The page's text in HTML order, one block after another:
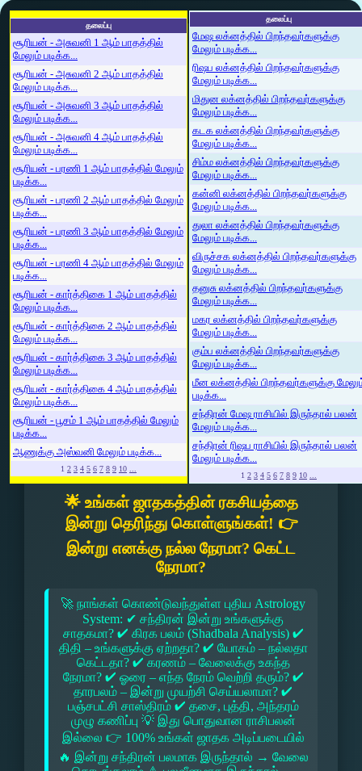
தலைப்பு
சூரியன் - அசுவனி 1 ஆம் பாதத்தில்
மேலும் படிக்க...
சூரியன் - அசுவனி 2 ஆம் பாதத்தில்
மேலும் படிக்க...
சூரியன் - அசுவனி 3 ஆம் பாதத்தில்
மேலும் படிக்க...
சூரியன் - அசுவனி 4 ஆம் பாதத்தில்
மேலும் படிக்க...
சூரியன் - பரணி 1 ஆம் பாதத்தில் மேலும்
படிக்க...
சூரியன் - பரணி 2 ஆம் பாதத்தில் மேலும்
படிக்க...
சூரியன் - பரணி 3 ஆம் பாதத்தில் மேலும்
படிக்க...
சூரியன் - பரணி 4 ஆம் பாதத்தில் மேலும்
படிக்க...
சூரியன் - கார்த்திகை 1 ஆம் பாதத்தில்
மேலும் படிக்க...
சூரியன் - கார்த்திகை 2 ஆம் பாதத்தில்
மேலும் படிக்க...
சூரியன் - கார்த்திகை 3 ஆம் பாதத்தில்
மேலும் படிக்க...
சூரியன் - கார்த்திகை 4 ஆம் பாதத்தில்
மேலும் படிக்க...
சூரியன் - பூசம் 1 ஆம் பாதத்தில் மேலும்
படிக்க...
ஆணுக்கு அஸ்வனி மேலும் படிக்க...
1 2 3 4 5 6 7 8 9 10 ...
தலைப்பு
மேஷ லக்னத்தில் பிறந்தவர்களுக்கு
மேலும் படிக்க...
ரிஷப லக்னத்தில் பிறந்தவர்களுக்கு
மேலும் படிக்க...
மிதுன லக்னத்தில் பிறந்தவர்களுக்கு
மேலும் படிக்க...
கடக லக்னத்தில் பிறந்தவர்களுக்கு
மேலும் படிக்க...
சிம்ம லக்னத்தில் பிறந்தவர்களுக்கு
மேலும் படிக்க...
கன்னி லக்னத்தில் பிறந்தவர்களுக்கு
மேலும் படிக்க...
துலா லக்னத்தில் பிறந்தவர்களுக்கு
மேலும் படிக்க...
விருச்சக லக்னத்தில் பிறந்தவர்களுக்கு
மேலும் படிக்க...
தனுசு லக்னத்தில் பிறந்தவர்களுக்கு
மேலும் படிக்க...
மகர லக்னத்தில் பிறந்தவர்களுக்கு
மேலும் படிக்க...
கும்ப லக்னத்தில் பிறந்தவர்களுக்கு
மேலும் படிக்க...
மீன லக்னத்தில் பிறந்தவர்களுக்கு
படிக்க...
சந்திரன் மேஷ ராசியில் இருந்தால் பலன்
மேலும் படிக்க...
சந்திரன் ரிஷப ராசியில் இருந்தால் பலன்
மேலும் படிக்க...
1 2 3 4 5 6 7 8 9 10 ...
🌟 உங்கள் ஜாதகத்தின் ரகசியத்தை
இன்று தெரிந்து கொள்ளுங்கள்! 👉
இன்று எனக்கு நல்ல நேரமா? கெட்ட
நேரமா?
🚀 நாங்கள் கொண்டுவந்துள்ள புதிய Astrology
System: ✔ சந்திரன் இன்று உங்களுக்கு
சாதகமா? ✔ கிரக பலம் (Shadbala Analysis) ✔
திதி – உங்களுக்கு ஏற்றதா? ✔ யோகம் – நல்லதா
கெட்டதா? ✔ கரணம் – வேலைக்கு உகந்த
நேரமா? ✔ ஓரை – எந்த நேரம் வெற்றி தரும்? ✔
தாரபலம் – இன்று முயற்சி செய்யலாமா? ✔
பஞ்சபட்சி சாஸ்திரம் ✔ தசை, புத்தி, அந்தரம்
முழு கணிப்பு 💡 இது பொதுவான ராசிபலன்
இல்லை 👉 100% உங்கள் ஜாதக அடிப்படையில்
🔥 இன்று சந்திரன் பலமாக இருந்தால் → வேலை